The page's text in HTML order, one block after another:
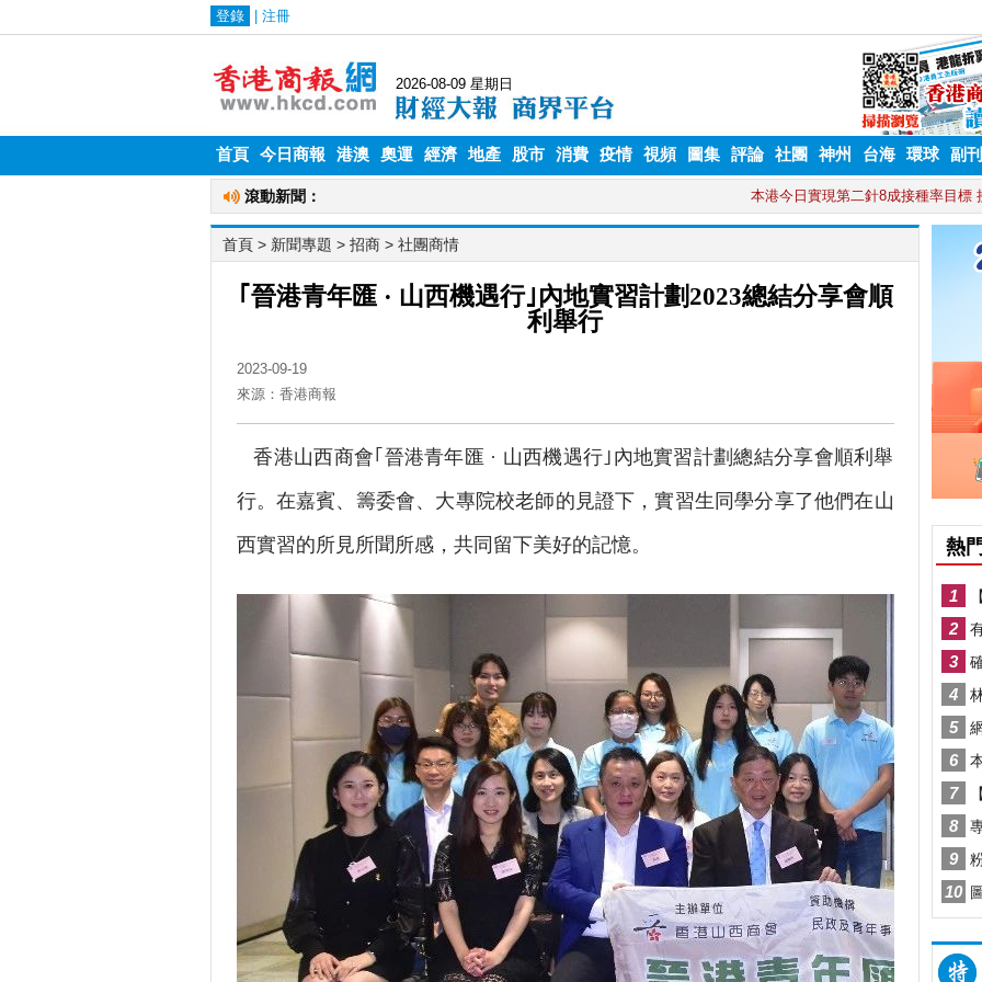
首頁 今日商報 港澳 奧運 經濟 地產 股市 消費 疫情 視頻 圖集 評論 社團 神州 台海 環球 副刊
首頁 > 新聞專題 > 招商 > 社團商情
｢晉港青年匯 · 山西機遇行｣內地實習計劃2023總結分享會順
利舉行
2023-09-19
來源：香港商報
香港山西商會｢晉港青年匯 · 山西機遇行｣內地實習計劃總結分享會順利舉
行。在嘉賓、籌委會、大專院校老師的見證下，實習生同學分享了他們在山
西實習的所見所聞所感，共同留下美好的記憶。